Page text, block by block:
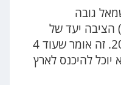
גובה
הציבה יעד של
הפסקת יבוא רכבי בנזין ב-2030. זה אומר שעוד 4
יוכל להיכנס לארץ